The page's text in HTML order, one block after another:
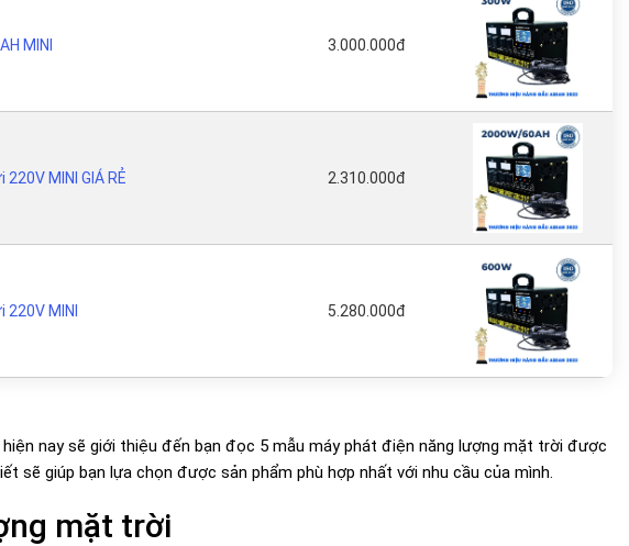
MINI 3.000.000đ
MINI GIÁ RẺ 2.310.000đ
MINI 5.280.000đ
hiện nay sẽ giới thiệu đến bạn đọc 5 mẫu máy phát điện năng lượng mặt trời được
sẽ giúp bạn lựa chọn được sản phẩm phù hợp nhất với nhu cầu của mình.
mặt trời